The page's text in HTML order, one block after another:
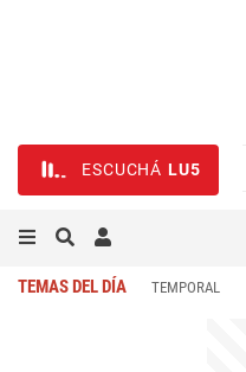
ESCUCHÁ LU5
TEMAS DEL DÍA TEMPORAL